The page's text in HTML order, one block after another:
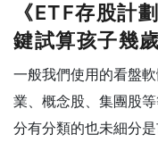
《ETF存股計
鍵試算孩子幾
一般我們使用的看盤
業、概念股、集團股
分有分類的也未細分